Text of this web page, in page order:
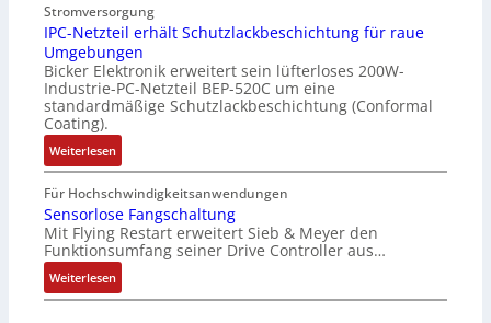
e
l
o
s
e
M
u
l
t
i
t
u
r
n
-
r
b
e
s
s
e
r
t
e
L
a
e
r
t
Stromversorgung
IPC-Netzteil erhält Schutzlackbeschichtung für raue
Umgebungen
Bicker Elektronik erweitert sein lüfterloses 200W-
Industrie-PC-Netzteil BEP-520C um eine
standardmäßige Schutzlackbeschichtung (Conformal
Coating).
Weiterlesen:
I
P
C
N
t
Für Hochschwindigkeitsanwendungen
Sensorlose Fangschaltung
Mit Flying Restart erweitert Sieb & Meyer den
Funktionsumfang seiner Drive Controller aus…
Weiterlesen:
S